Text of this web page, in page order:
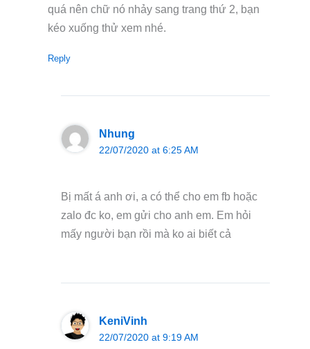
quá nên chữ nó nhảy sang trang thứ 2, bạn
kéo xuống thử xem nhé.
Reply
Nhung
22/07/2020 at 6:25 AM
Bị mất á anh ơi, a có thể cho em fb hoặc
zalo đc ko, em gửi cho anh em. Em hỏi
mấy người bạn rồi mà ko ai biết cả
KeniVinh
22/07/2020 at 9:19 AM